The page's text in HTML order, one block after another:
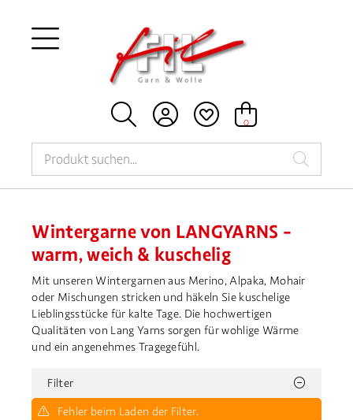
   0


Wintergarne von LANGYARNS –
warm, weich & kuschelig
Mit unseren Wintergarnen aus Merino, Alpaka, Mohair
oder Mischungen stricken und häkeln Sie kuschelige
Lieblingsstücke für kalte Tage. Die hochwertigen
Qualitäten von Lang Yarns sorgen für wohlige Wärme
und ein angenehmes Tragegefühl.
Filter
Fehler beim Laden der Filter.